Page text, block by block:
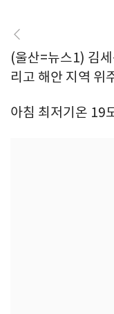
(울산=뉴스1) 김
리고 해안 지역 위
아침 최저기온 19